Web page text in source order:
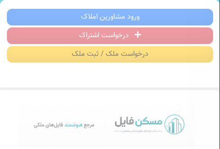
مسکن فایل | خرید، فروش، رهن و اجاره
ورود مشاورین املاک
درخواست اشتراک
درخواست ملک / ثبت ملک
مسکن
فایل